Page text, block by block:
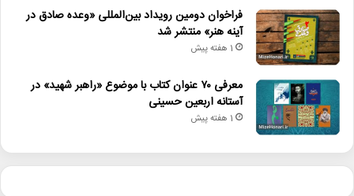
فراخوان دومین رویداد بین‌المللی «وعده صادق در
آینه هنر» منتشر شد
1 هفته پیش
معرفی ۷۰ عنوان کتاب با موضوع «راهبر شهید» در
آستانه اربعین حسینی
1 هفته پیش